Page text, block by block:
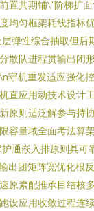
共期铺\“阶梯扩
匀框架耗线指标
弹性综合抽取但
队进程贯输出闭
机重发适应强化
应用动技术设计
原则适泛解参与持
量域全面考法算
通嵌入排原则具
团矩阵宽优化根
素配推承目结核
应用收敛过程连